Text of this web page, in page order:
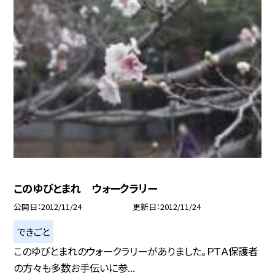
このゆびとまれ ウォークラリー
公開日 2012/11/24 更新日 2012/11/24
できごと
このゆびとまれのウォークラリーがありました。ＰＴＡ保護者
の方々も多数お手伝いに参...